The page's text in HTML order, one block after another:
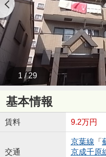
1 / 29
基本情報
賃料 9.2万円
交通
京葉線 「
京成千原